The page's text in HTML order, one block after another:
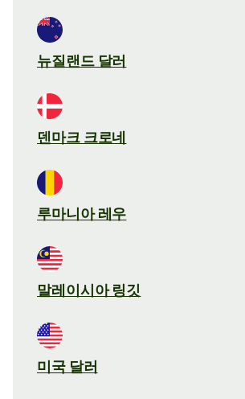
뉴질랜드 달러
덴마크 크로네
루마니아 레우
말레이시아 링깃
미국 달러